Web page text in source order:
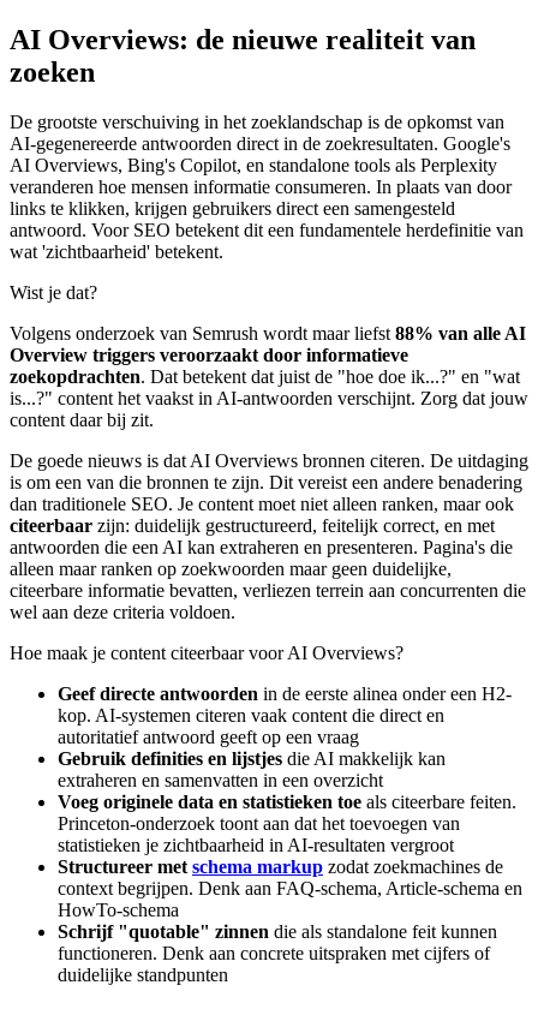
AI Overviews: de nieuwe realiteit van
zoeken
De grootste verschuiving in het zoeklandschap is de opkomst van
AI-gegenereerde antwoorden direct in de zoekresultaten. Google's
AI Overviews, Bing's Copilot, en standalone tools als Perplexity
veranderen hoe mensen informatie consumeren. In plaats van door
links te klikken, krijgen gebruikers direct een samengesteld
antwoord. Voor SEO betekent dit een fundamentele herdefinitie van
wat 'zichtbaarheid' betekent.
Wist je dat?
Volgens onderzoek van Semrush wordt maar liefst88% van alle AI
Overview triggers veroorzaakt door informatieve
zoekopdrachten. Dat betekent dat juist de "hoe doe ik...?" en "wat
is...?" content het vaakst in AI-antwoorden verschijnt. Zorg dat jouw
content daar bij zit.
De goede nieuws is dat AI Overviews bronnen citeren. De uitdaging
is om een van die bronnen te zijn. Dit vereist een andere benadering
dan traditionele SEO. Je content moet niet alleen ranken, maar ook
citeerbaar zijn: duidelijk gestructureerd, feitelijk correct, en met
antwoorden die een AI kan extraheren en presenteren. Pagina's die
alleen maar ranken op zoekwoorden maar geen duidelijke,
citeerbare informatie bevatten, verliezen terrein aan concurrenten die
wel aan deze criteria voldoen.
Hoe maak je content citeerbaar voor AI Overviews?
Geef directe antwoorden in de eerste alinea onder een H2-
kop. AI-systemen citeren vaak content die direct en
autoritatief antwoord geeft op een vraag
Gebruik definities en lijstjes die AI makkelijk kan
extraheren en samenvatten in een overzicht
Voeg originele data en statistieken toe als citeerbare feiten.
Princeton-onderzoek toont aan dat het toevoegen van
statistieken je zichtbaarheid in AI-resultaten vergroot
Structureer metschema markup zodat zoekmachines de
context begrijpen. Denk aan FAQ-schema, Article-schema en
HowTo-schema
Schrijf "quotable" zinnen die als standalone feit kunnen
functioneren. Denk aan concrete uitspraken met cijfers of
duidelijke standpunten